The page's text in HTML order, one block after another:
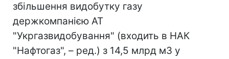
збільшення видобутку газу
держкомпанією АТ
"Укргазвидобування" (входить в НАК
"Нафтогаз", – ред.) з 14,5 млрд м3 у